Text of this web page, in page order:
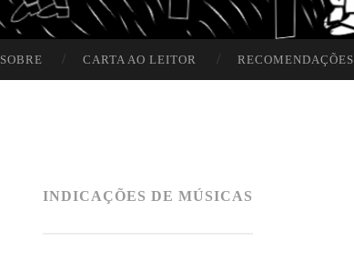
SOBRE CARTA AO LEITOR RECOMENDAÇÕES
INDICAÇÕES DE MÚSICAS